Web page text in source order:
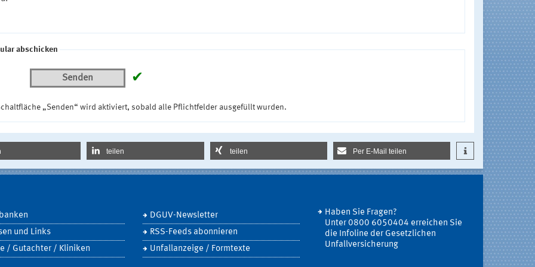
abschicken
Senden ✔
„Senden“ wird aktiviert, sobald alle Pflichtfelder ausgefüllt wurden.
teilen teilen Per E-Mail teilen
und Links
/ Gutachter / Kliniken
DGUV-Newsletter
RSS-Feeds abonnieren
Unfallanzeige / Formtexte
Haben Sie Fragen?
Unter 0800 6050404 erreichen Sie
die Infoline der Gesetzlichen
Unfallversicherung